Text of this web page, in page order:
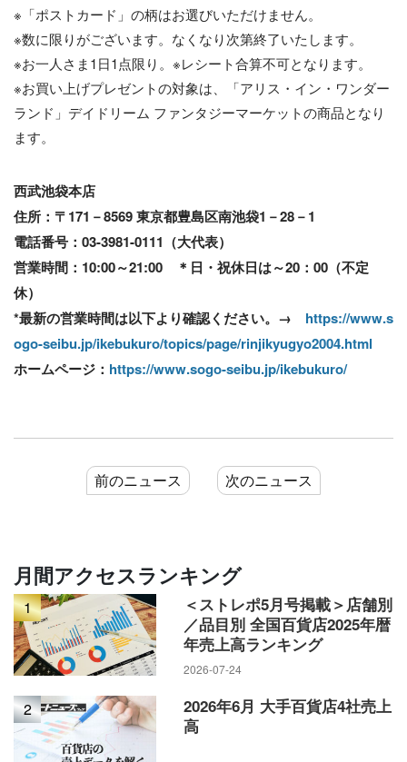
※「ポストカード」の柄はお選びいただけません。
※数に限りがございます。なくなり次第終了いたします。
※お一人さま1日1点限り。※レシート合算不可となります。
※お買い上げプレゼントの対象は、「アリス・イン・ワンダー
ランド」デイドリーム ファンタジーマーケットの商品となり
ます。
西武池袋本店
住所：〒171－8569 東京都豊島区南池袋1－28－1
電話番号：03-3981-0111（大代表）
営業時間：10:00～21:00 ＊日・祝休日は～20：00（不定
休）
*最新の営業時間は以下より確認ください。→ https://www.s
ogo-seibu.jp/ikebukuro/topics/page/rinjikyugyo2004.html
ホームページ： https://www.sogo-seibu.jp/ikebukuro/
前のニュース 次のニュース
月間アクセスランキング
1
＜ストレポ5月号掲載＞店舗別
／品目別 全国百貨店2025年暦
年売上高ランキング
2026-07-24
2
2026年6月 大手百貨店4社売上
高